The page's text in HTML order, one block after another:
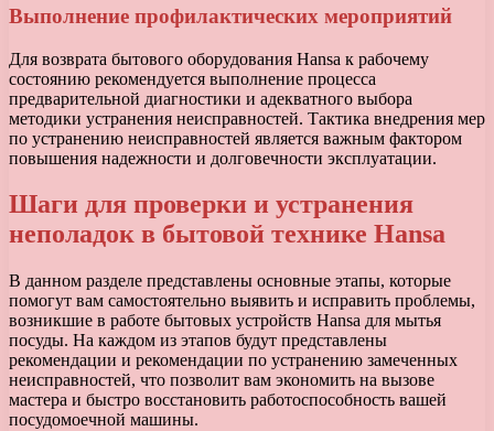
Выполнение профилактических мероприятий
Для возврата бытового оборудования Hansa к рабочему
состоянию рекомендуется выполнение процесса
предварительной диагностики и адекватного выбора
методики устранения неисправностей. Тактика внедрения мер
по устранению неисправностей является важным фактором
повышения надежности и долговечности эксплуатации.
Шаги для проверки и устранения
неполадок в бытовой технике Hansa
В данном разделе представлены основные этапы, которые
помогут вам самостоятельно выявить и исправить проблемы,
возникшие в работе бытовых устройств Hansa для мытья
посуды. На каждом из этапов будут представлены
рекомендации и рекомендации по устранению замеченных
неисправностей, что позволит вам экономить на вызове
мастера и быстро восстановить работоспособность вашей
посудомоечной машины.